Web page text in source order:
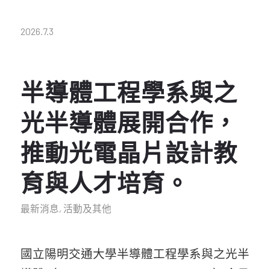
2026.7.3
半導體工程學系與之
光半導體展開合作，
推動光電晶片設計教
育與人才培育。
最新消息, 活動及其他
國立陽明交通大學半導體工程學系與之光半